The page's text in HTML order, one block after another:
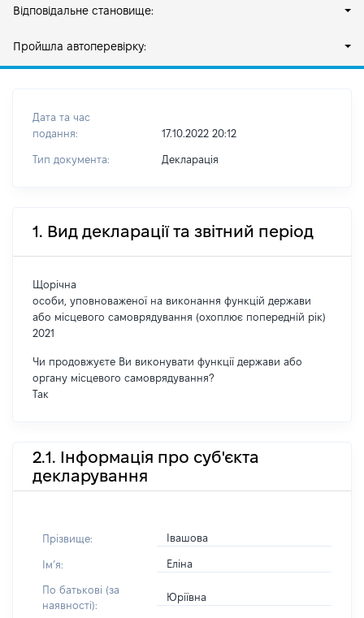
Відповідальне становище:
Пройшла автоперевірку:
Дата та час
подання:
17.10.2022 20:12
Тип документа: Декларація
1. Вид декларації та звітний період
Щорічна
особи, уповноваженої на виконання функцій держави
або місцевого самоврядування (охоплює попередній рік)
2021
Чи продовжуєте Ви виконувати функції держави або
органу місцевого самоврядування?
Так
2.1. Інформація про суб'єкта
декларування
Прізвище: Івашова
Імʼя: Еліна
По батькові (за
наявності):
Юріївна